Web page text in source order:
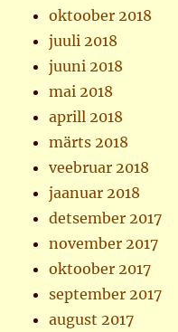
oktoober 2018
juuli 2018
juuni 2018
mai 2018
aprill 2018
märts 2018
veebruar 2018
jaanuar 2018
detsember 2017
november 2017
oktoober 2017
september 2017
august 2017